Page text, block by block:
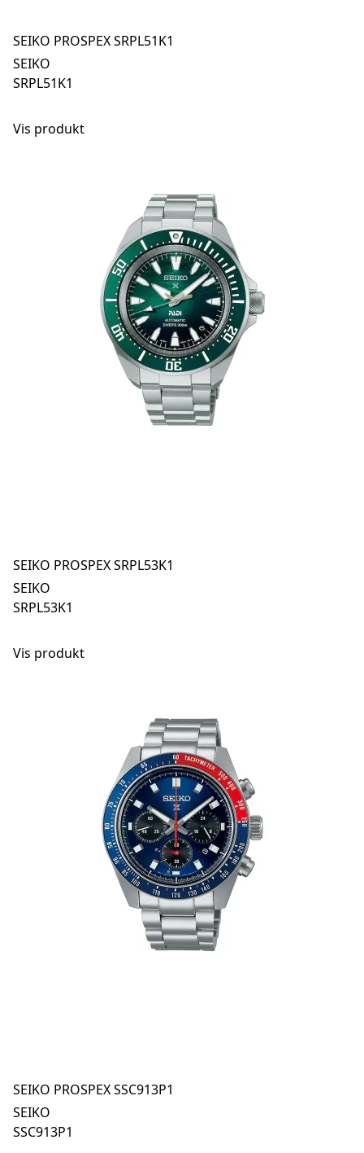
SEIKO PROSPEX SRPL51K1
SEIKO
SRPL51K1
Vis produkt
SEIKO PROSPEX SRPL53K1
SEIKO
SRPL53K1
Vis produkt
SEIKO PROSPEX SSC913P1
SEIKO
SSC913P1